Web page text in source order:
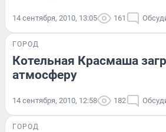
14 сентября, 2010, 13:05 161
ГОРОД
Котельная Красмаша
атмосферу
14 сентября, 2010, 12:58 182
ГОРОД